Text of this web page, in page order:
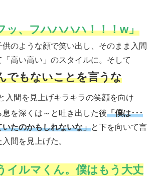
ッ、フハハハハ！！！w」
のような顔で笑い出し、そのまま入間
高い高い」のスタイルに。そして
でもないことを言うな
入間を見上げキラキラの笑顔を向け
を深くは～と吐き出した後「僕は･･･
たのかもしれないな」と下を向いて言
間を見上げた。
イルマくん。僕はもう大丈